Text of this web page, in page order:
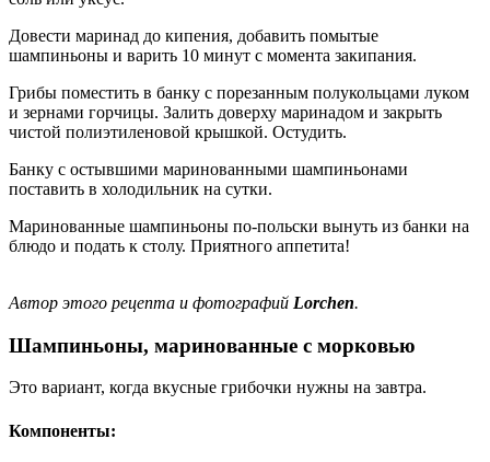
Довести маринад до кипения, добавить помытые
шампиньоны и варить 10 минут с момента закипания.
Грибы поместить в банку с порезанным полукольцами луком
и зернами горчицы. Залить доверху маринадом и закрыть
чистой полиэтиленовой крышкой. Остудить.
Банку с остывшими маринованными шампиньонами
поставить в холодильник на сутки.
Маринованные шампиньоны по-польски вынуть из банки на
блюдо и подать к столу. Приятного аппетита!
Автор этого рецепта и фотографий Lorchen.
Шампиньоны, маринованные с морковью
Это вариант, когда вкусные грибочки нужны на завтра.
Компоненты: